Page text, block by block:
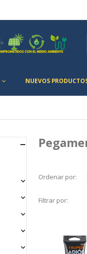
NUEVOS
Ordenar por:
Filtrar por: